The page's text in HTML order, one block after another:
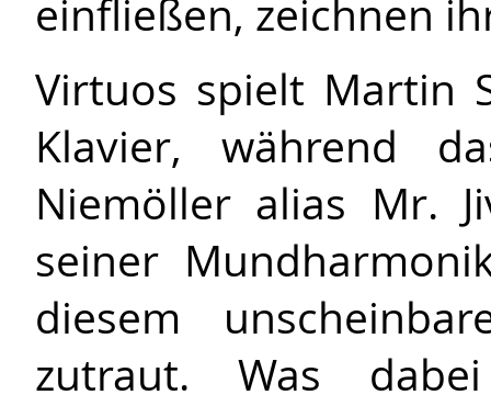
einfließen, zeichnen
Virtuos spielt Martin
Klavier, während
Niemöller alias Mr.
seiner
diesem
zutraut. Was